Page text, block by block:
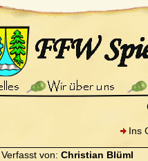
Ins
Verfasst von: Christian Blüml